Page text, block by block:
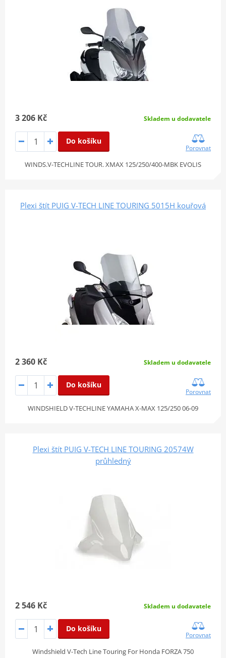
3 206 Kč Skladem u dodavatele
Do košíku
Porovnat
WINDS.V-TECHLINE TOUR. XMAX 125/250/400-MBK EVOLIS
Plexi štít PUIG V-TECH LINE TOURING 5015H kouřová
2 360 Kč Skladem u dodavatele
Do košíku
Porovnat
WINDSHIELD V-TECHLINE YAMAHA X-MAX 125/250 06-09
Plexi štít PUIG V-TECH LINE TOURING 20574W
průhledný
2 546 Kč Skladem u dodavatele
Do košíku
Porovnat
Windshield V-Tech Line Touring For Honda FORZA 750